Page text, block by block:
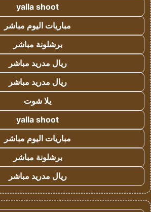
yalla shoot
مباريات اليوم مباشر
برشلونة مباشر
ريال مدريد مباشر
ريال مدريد مباشر
يلا شوت
yalla shoot
مباريات اليوم مباشر
برشلونة مباشر
ريال مدريد مباشر